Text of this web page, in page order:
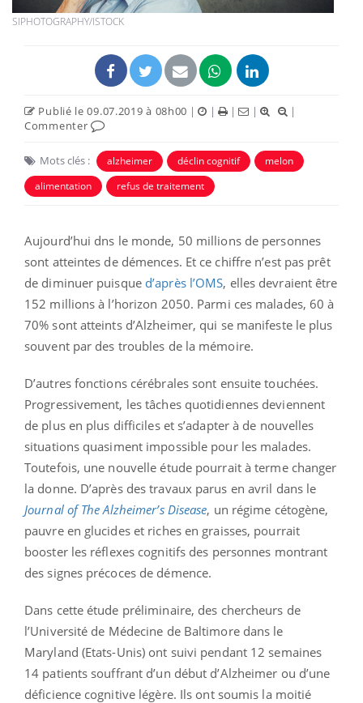
SIPHOTOGRAPHY/ISTOCK
Publié le 09.07.2019 à 08h00 | | | |
|
Commenter
Mots clés : alzheimer déclin cognitif
melon
alimentation
refus de traitement
Aujourd’hui dns le monde, 50 millions de personnes
sont atteintes de démences. Et ce chiffre n’est pas prêt
de diminuer puisque d’après l’OMS, elles devraient être
152 millions à l’horizon 2050. Parmi ces malades, 60 à
70% sont atteints d’Alzheimer, qui se manifeste le plus
souvent par des troubles de la mémoire.
D’autres fonctions cérébrales sont ensuite touchées.
Progressivement, les tâches quotidiennes deviennent
de plus en plus difficiles et s’adapter à de nouvelles
situations quasiment impossible pour les malades.
Toutefois, une nouvelle étude pourrait à terme changer
la donne. D’après des travaux parus en avril dans le
Journal of The Alzheimer’s Disease, un régime cétogène,
pauvre en glucides et riches en graisses, pourrait
booster les réflexes cognitifs des personnes montrant
des signes précoces de démence.
Dans cette étude préliminaire, des chercheurs de
l’Université de Médecine de Baltimore dans le
Maryland (Etats-Unis) ont suivi pendant 12 semaines
14 patients souffrant d’un début d’Alzheimer ou d’une
déficience cognitive légère. Ils ont soumis la moitié